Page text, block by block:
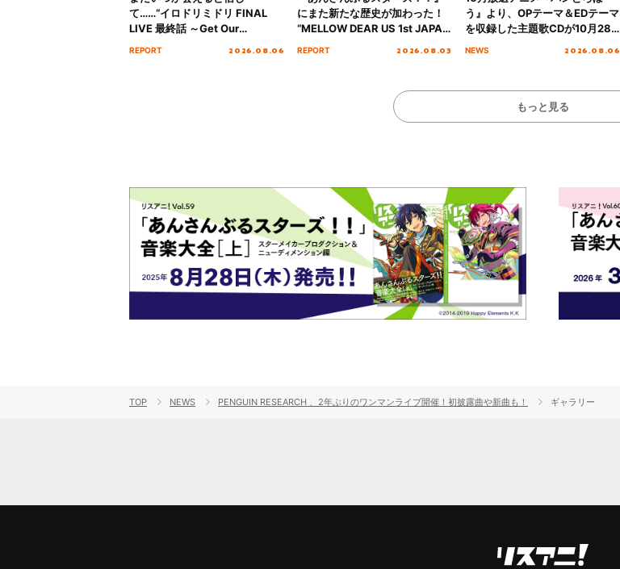
て……“イロドリミドリ FINAL
LIVE 最終話 ～Get Our
REPORT 2026.08.06
にまた新たな歴史が加わった！
“MELLOW DEAR US 1st JAPAN
REPORT 2026.08.03
う』より、OPテーマ＆EDテーマ
を収録した主題歌CDが10月28
NEWS 2026.08.06
もっと見る
TOP NEWS PENGUIN RESEARCH 、2年ぶりのワンマンライブ開催！初披露曲や新曲も！ ギャラリー